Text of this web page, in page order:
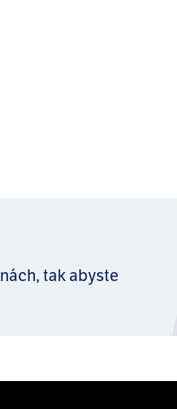
tak abyste